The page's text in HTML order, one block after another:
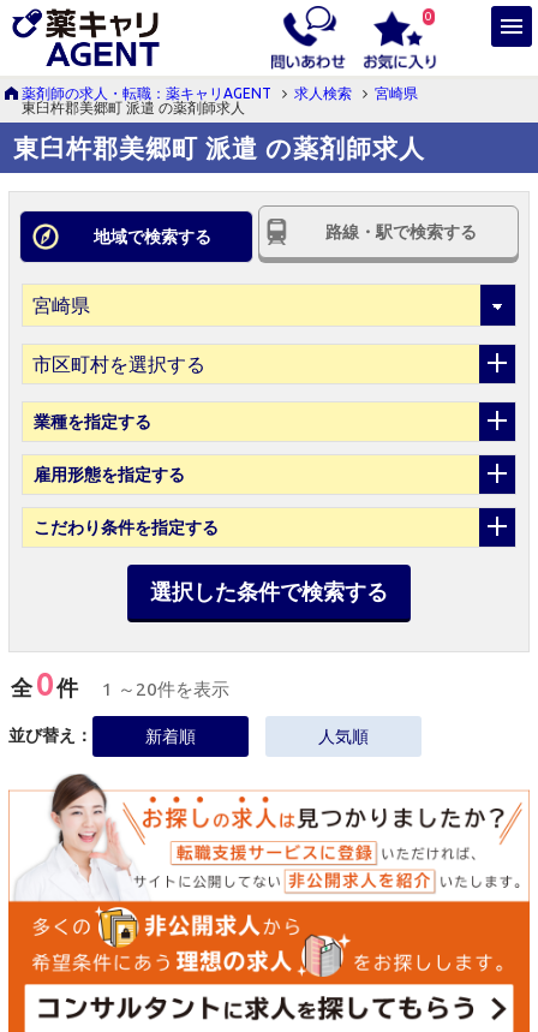
0
薬剤師の求人・転職：薬キャリAGENT 求人検索
宮崎県
東臼杵郡美郷町 派遣 の薬剤師求人
東臼杵郡美郷町 派遣 の薬剤師求人
地域で検索する 路線・駅で検索する
市区町村を選択する
業種を指定する
雇用形態を指定する
こだわり条件を指定する
選択した条件で検索する
全0件 1 ～20件を表示
並び替え： 新着順 人気順